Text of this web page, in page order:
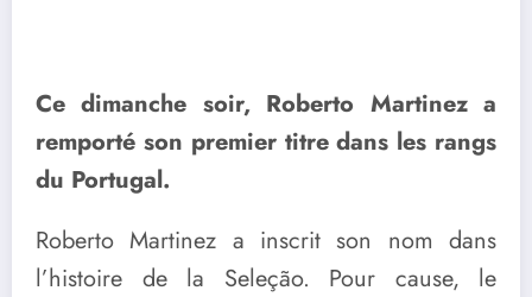
Ce dimanche soir, Roberto Martinez a
remporté son premier titre dans les rangs
du Portugal.
Roberto Martinez a inscrit son nom dans
l’histoire de la Seleção. Pour cause, le